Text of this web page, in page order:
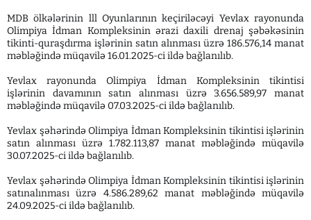
MDB ölkələrinin lll Oyunlarının keçiriləcəyi Yevlax rayonunda
Olimpiya İdman Kompleksinin ərazi daxili drenaj şəbəkəsinin
tikinti-quraşdırma işlərinin satın alınması üzrə 186.576,14 manat
məbləğində müqavilə 16.01.2025-ci ildə bağlanılıb.
Yevlax rayonunda Olimpiya İdman Kompleksinin tikintisi
işlərinin davamının satın alınması üzrə 3.656.589,97 manat
məbləğində müqavilə 07.03.2025-ci ildə bağlanılıb.
Yevlax şəhərində Olimpiya İdman Kompleksinin tikintisi işlərinin
satın alınması üzrə 1.782.113,87 manat məbləğində müqavilə
30.07.2025-ci ildə bağlanılıb.
Yevlax şəhərində Olimpiya İdman Kompleksinin tikintisi işlərinin
satınalınması üzrə 4.586.289,62 manat məbləğində müqavilə
24.09.2025-ci ildə bağlanılıb.